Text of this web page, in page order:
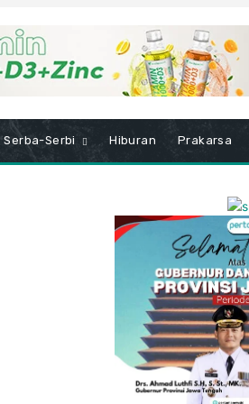
Serba-Serbi Hiburan Prakarsa